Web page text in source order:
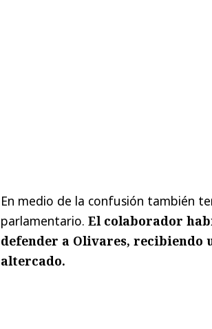
En medio de la confusión también
parlamentario. El colaborador
defender a Olivares, recibiendo
altercado.